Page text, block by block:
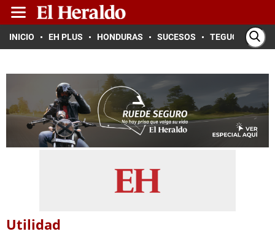
INICIO EH PLUS HONDURAS SUCESOS TEGUCIGALPA
Utilidad